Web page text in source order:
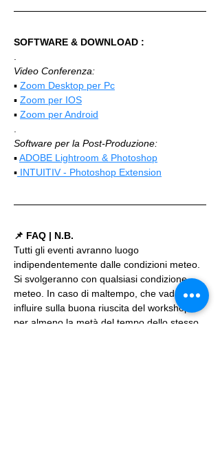
SOFTWARE & DOWNLOAD :
Video Conferenza:
▪️ Zoom Desktop per Pc
▪️ Zoom per IOS
▪️ Zoom per Android
Software per la Post-Produzione:
▪️ ADOBE Lightroom & Photoshop
▪️ INTUITIV - Photoshop Extension
📌 FAQ | N.B.
Tutti gli eventi avranno luogo
indipendentemente dalle condizioni meteo.
Si svolgeranno con qualsiasi condizione
meteo. In caso di maltempo, che vada a
influire sulla buona riuscita del workshop
per almeno la metà del tempo dello stesso,